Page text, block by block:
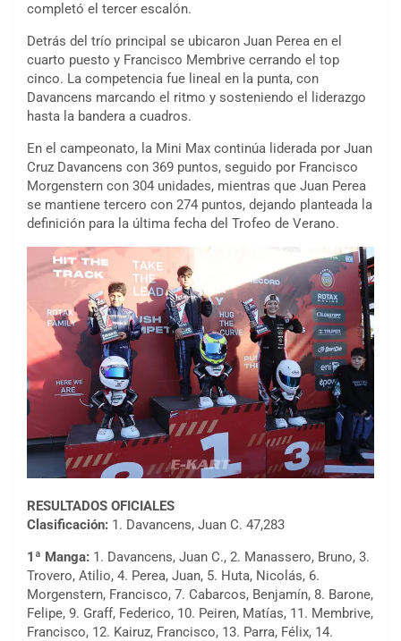
completó el tercer escalón.
Detrás del trío principal se ubicaron Juan Perea en el
cuarto puesto y Francisco Membrive cerrando el top
cinco. La competencia fue lineal en la punta, con
Davancens marcando el ritmo y sosteniendo el liderazgo
hasta la bandera a cuadros.
En el campeonato, la Mini Max continúa liderada por Juan
Cruz Davancens con 369 puntos, seguido por Francisco
Morgenstern con 304 unidades, mientras que Juan Perea
se mantiene tercero con 274 puntos, dejando planteada la
definición para la última fecha del Trofeo de Verano.
RESULTADOS OFICIALES
Clasificación: 1. Davancens, Juan C. 47,283
1ª Manga: 1. Davancens, Juan C., 2. Manassero, Bruno, 3.
Trovero, Atilio, 4. Perea, Juan, 5. Huta, Nicolás, 6.
Morgenstern, Francisco, 7. Cabarcos, Benjamín, 8. Barone,
Felipe, 9. Graff, Federico, 10. Peiren, Matías, 11. Membrive,
Francisco, 12. Kairuz, Francisco, 13. Parra, Félix, 14.